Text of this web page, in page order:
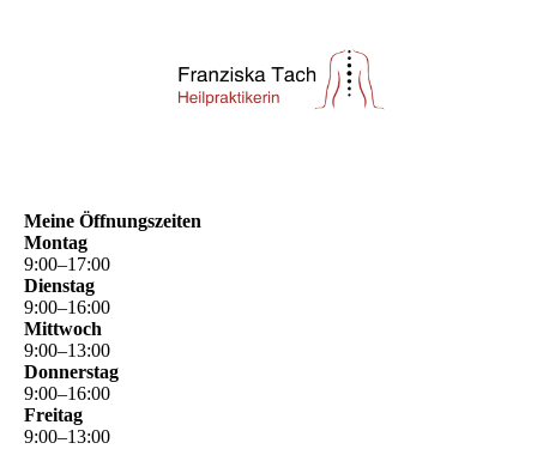
Meine Öffnungszeiten
Montag
9:00–17:00
Dienstag
9:00–16:00
Mittwoch
9:00–13:00
Donnerstag
9:00–16:00
Freitag
9:00–13:00